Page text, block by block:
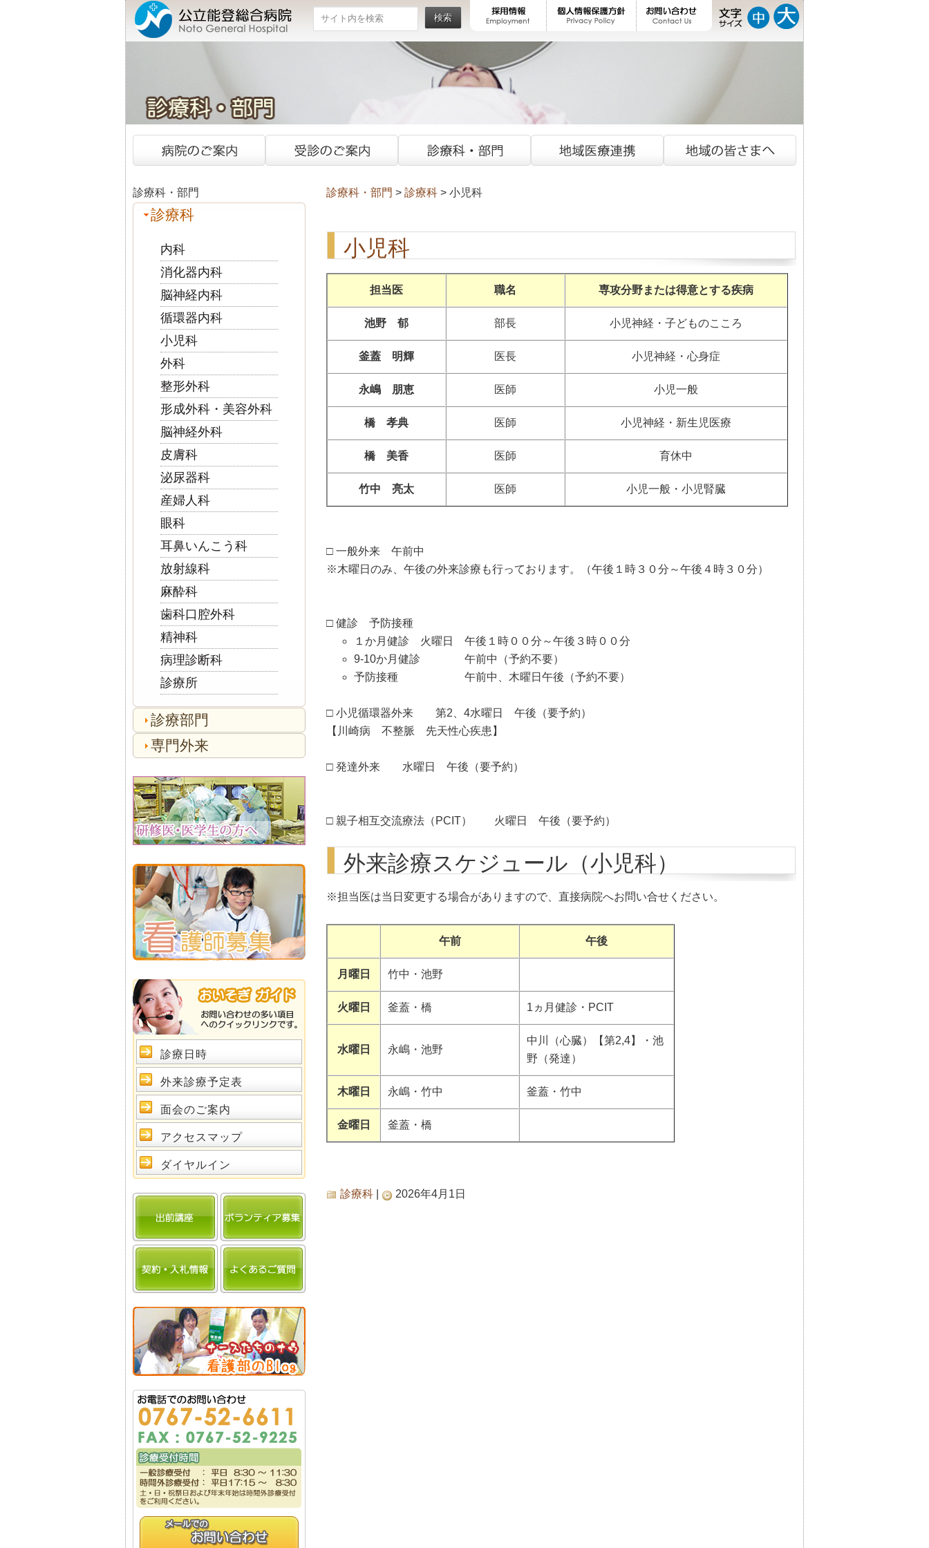
検索
診療科・部門 > 診療科 > 小児科
小児科
担当医 職名 専攻分野または得意とする疾病
池野 郁 部長 小児神経・子どものこころ
釜蓋 明輝 医長 小児神経・心身症
永嶋 朋恵 医師 小児一般
橋 孝典 医師 小児神経・新生児医療
橋 美香 医師 育休中
竹中 亮太 医師 小児一般・小児腎臓
□ 一般外来 午前中
※木曜日のみ、午後の外来診療も行っております。（午後１時３０分～午後４時３０分）
□ 健診 予防接種
１か月健診 火曜日 午後１時００分～午後３時００分
9-10か月健診 午前中（予約不要）
予防接種 午前中、木曜日午後（予約不要）
□ 小児循環器外来 第2、4水曜日 午後（要予約）
【川崎病 不整脈 先天性心疾患】
□ 発達外来 水曜日 午後（要予約）
□ 親子相互交流療法（PCIT） 火曜日 午後（要予約）
外来診療スケジュール（小児科）
※担当医は当日変更する場合がありますので、直接病院へお問い合せください。
午前 午後
月曜日 竹中・池野
火曜日 釜蓋・橋 1ヵ月健診・PCIT
水曜日 永嶋・池野
中川（心臓）【第2,4】・池
野（発達）
木曜日 永嶋・竹中 釜蓋・竹中
金曜日 釜蓋・橋
診療科 2026年4月1日
診療科・部門
診療科
内科
消化器内科
脳神経内科
循環器内科
小児科
外科
整形外科
形成外科・美容外科
脳神経外科
皮膚科
泌尿器科
産婦人科
眼科
耳鼻いんこう科
放射線科
麻酔科
歯科口腔外科
精神科
病理診断科
診療所
診療部門
専門外来
診療日時
外来診療予定表
面会のご案内
アクセスマップ
ダイヤルイン